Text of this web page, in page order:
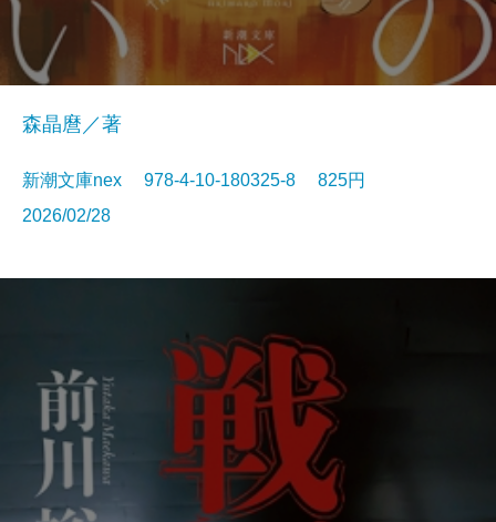
森晶麿／著
新潮文庫nex 978-4-10-180325-8 825円
2026/02/28